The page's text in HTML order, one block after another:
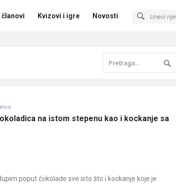
Kvizovi i igre Novosti
na istom stepenu kao i kockanje sa
poput čokolade sve isto što i kockanje koje je